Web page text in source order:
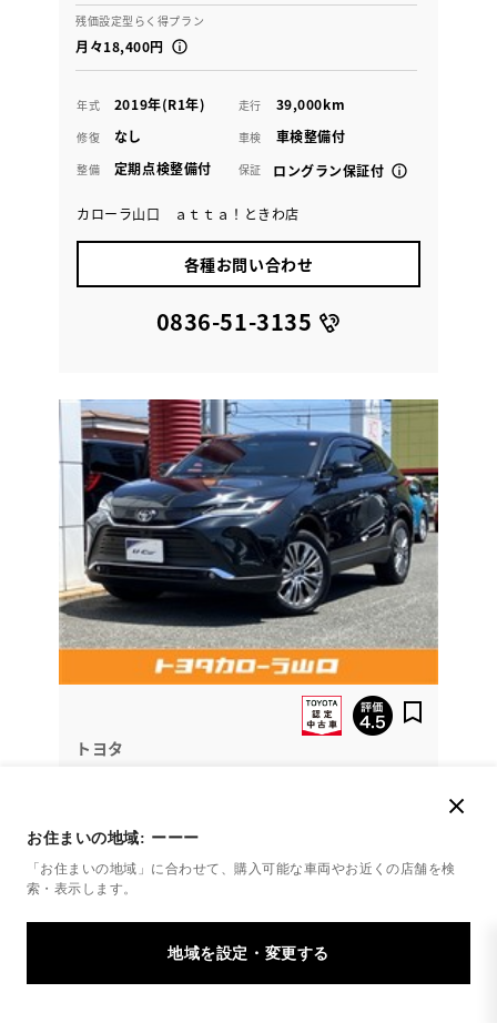
お住まいの地域: ーーー
「お住まいの地域」に合わせて、購入可能な車両やお近くの店舗を検
索・表示します。
残価設定型らく得プラン
月々18,400円
年式 2019年(R1年) 走行 39,000km
修復 なし 車検 車検整備付
整備 定期点検整備付 保証 ロングラン保証付
カローラ山口 ａｔｔａ！ときわ店
各種お問い合わせ
0836-51-3135
トヨタ
支払総額 436.9 万円